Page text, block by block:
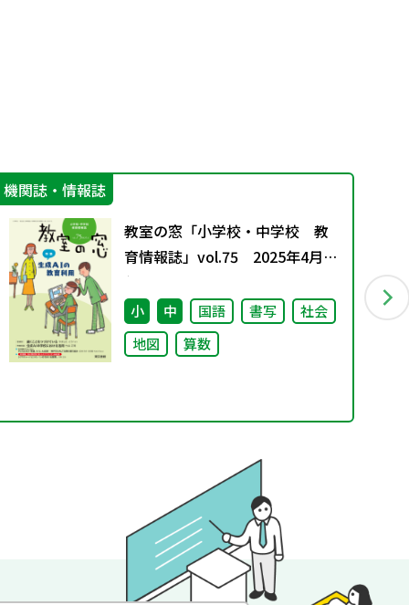
機関誌・情報誌
教室の窓「小学校・中学校 教
育情報誌」vol.75 2025年4月発
行
小 中 国語 書写
社会
地図
算数